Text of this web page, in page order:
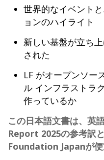
世界的なイベント
ョンのハイライト
新しい基盤が立ち
された
LF がオープンソー
ル インフラストラ
作っているか
この日本語文書は、英
Report 2025の参考訳
Foundation Japanが便